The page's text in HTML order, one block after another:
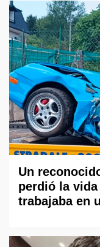
Un
perdió la
trabajaba en